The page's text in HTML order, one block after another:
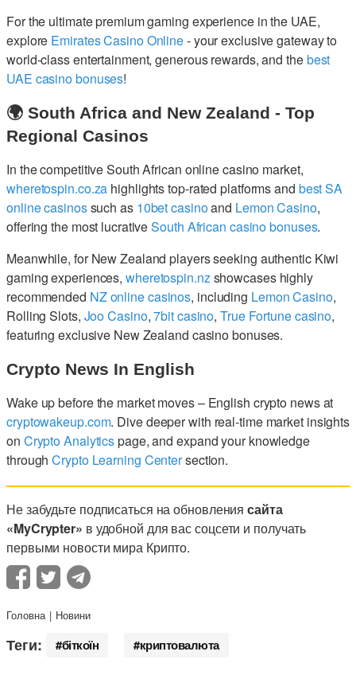
For the ultimate premium gaming experience in the UAE,
explore Emirates Casino Online- your exclusive gateway to
world-class entertainment, generous rewards, and thebest
UAE casino bonuses!
🌍 South Africa and New Zealand - Top
Regional Casinos
In the competitive South African online casino market,
wheretospin.co.za highlights top-rated platforms and best SA
online casinossuch as 10bet casinoand Lemon Casino,
offering the most lucrativeSouth African casino bonuses.
Meanwhile, for New Zealand players seeking authentic Kiwi
gaming experiences, wheretospin.nzshowcases highly
recommended NZ online casinos, including Lemon Casino,
Rolling Slots, Joo Casino,7bit casino,True Fortune casino,
featuring exclusive New Zealand casino bonuses.
Crypto News In English
Wake up before the market moves – English crypto news at
cryptowakeup.com. Dive deeper with real-time market insights
on Crypto Analyticspage, and expand your knowledge
throughCrypto Learning Centersection.
Не забудьте подписаться на обновлениясайта
«MyCrypter» в удобной для вас соцсети и получать
первыми новости мира Крипто.
Головна Новини
Теги: біткоїн криптовалюта